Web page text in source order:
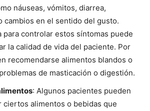
náuseas, vómitos, diarrea,
cambios en el sentido del gusto.
para controlar estos síntomas puede
la calidad de vida del paciente. Por
recomendarse alimentos blandos o
de masticación o digestión.
: Algunos pacientes pueden
ciertos alimentos o bebidas que